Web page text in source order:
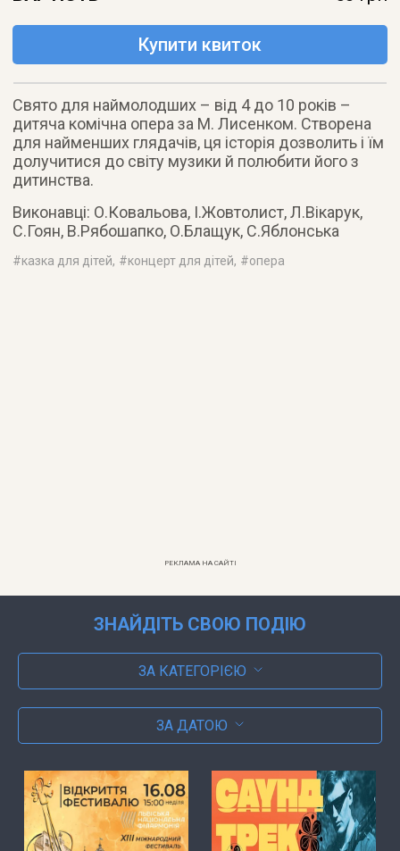
Купити квиток
Свято для наймолодших – від 4 до 10 років –
дитяча комічна опера за М. Лисенком. Створена
для найменших глядачів, ця історія дозволить і їм
долучитися до світу музики й полюбити його з
дитинства.
Виконавці: О.Ковальова, І.Жовтолист, Л.Вікарук,
С.Гоян, В.Рябошапко, О.Блащук, С.Яблонська
#казка для дітей, #концерт для дітей, #опера
РЕКЛАМА НА САЙТІ
ЗНАЙДІТЬ СВОЮ ПОДІЮ
ЗА КАТЕГОРІЄЮ
ЗА ДАТОЮ